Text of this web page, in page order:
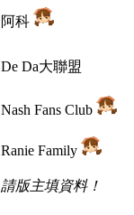
阿科
De Da大聯盟
Nash Fans Club
Ranie Family
請版主填資料！